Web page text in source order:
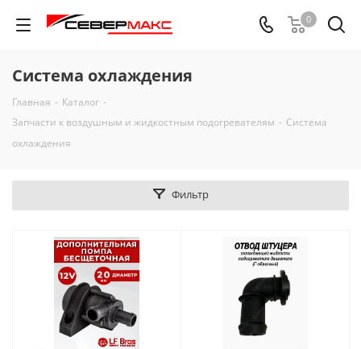
0
Система охлаждения
Главная - Каталог -
Запчасти к воздушным и жидкостным подогревателям - Система
охлаждения
Фильтр